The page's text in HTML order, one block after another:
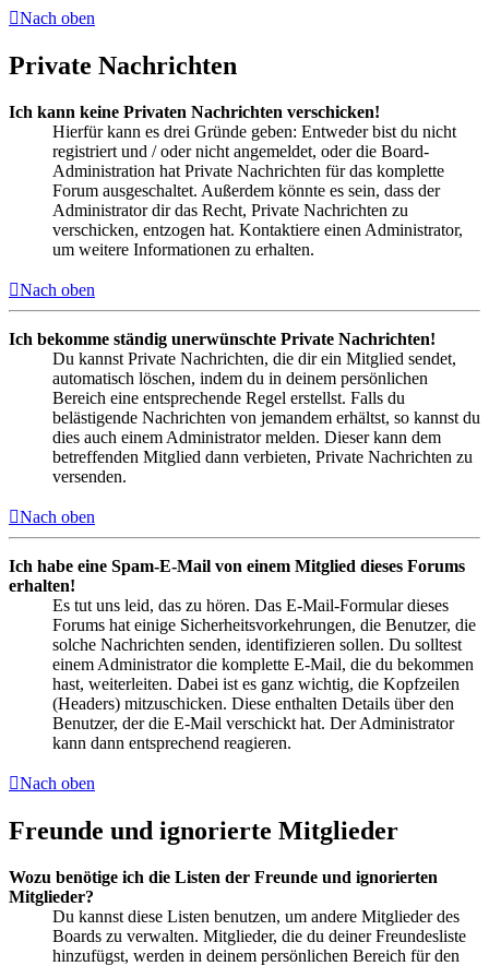
Nach oben
Private Nachrichten
Ich kann keine Privaten Nachrichten verschicken!
Hierfür kann es drei Gründe geben: Entweder bist du nicht
registriert und / oder nicht angemeldet, oder die Board-
Administration hat Private Nachrichten für das komplette
Forum ausgeschaltet. Außerdem könnte es sein, dass der
Administrator dir das Recht, Private Nachrichten zu
verschicken, entzogen hat. Kontaktiere einen Administrator,
um weitere Informationen zu erhalten.
Nach oben
Ich bekomme ständig unerwünschte Private Nachrichten!
Du kannst Private Nachrichten, die dir ein Mitglied sendet,
automatisch löschen, indem du in deinem persönlichen
Bereich eine entsprechende Regel erstellst. Falls du
belästigende Nachrichten von jemandem erhältst, so kannst du
dies auch einem Administrator melden. Dieser kann dem
betreffenden Mitglied dann verbieten, Private Nachrichten zu
versenden.
Nach oben
Ich habe eine Spam-E-Mail von einem Mitglied dieses Forums
erhalten!
Es tut uns leid, das zu hören. Das E-Mail-Formular dieses
Forums hat einige Sicherheitsvorkehrungen, die Benutzer, die
solche Nachrichten senden, identifizieren sollen. Du solltest
einem Administrator die komplette E-Mail, die du bekommen
hast, weiterleiten. Dabei ist es ganz wichtig, die Kopfzeilen
(Headers) mitzuschicken. Diese enthalten Details über den
Benutzer, der die E-Mail verschickt hat. Der Administrator
kann dann entsprechend reagieren.
Nach oben
Freunde und ignorierte Mitglieder
Wozu benötige ich die Listen der Freunde und ignorierten
Mitglieder?
Du kannst diese Listen benutzen, um andere Mitglieder des
Boards zu verwalten. Mitglieder, die du deiner Freundesliste
hinzufügst, werden in deinem persönlichen Bereich für den